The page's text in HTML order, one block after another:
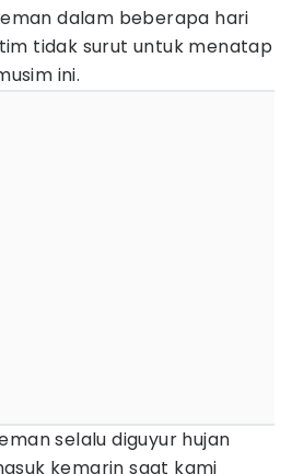
dalam beberapa hari
tidak surut untuk menatap
ini.
selalu diguyur hujan
kemarin saat kami